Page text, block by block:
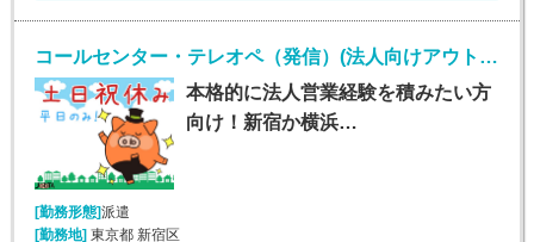
コールセンター・テレオペ（発信）(法人向けアウトバウンド業務/週5/9~18時)
本格的に法人営業経験を積みたい方
向け！新宿か横浜…
[勤務形態]派遣
[勤務地] 東京都 新宿区